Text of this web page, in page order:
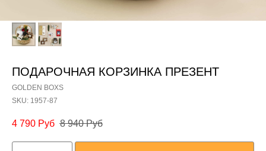
ПОДАРОЧНАЯ КОРЗИНКА ПРЕЗЕНТ
GOLDEN BOXS
SKU: 1957-87
4 790 Руб 8 940 Руб